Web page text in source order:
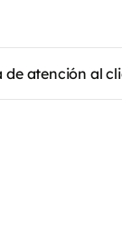
de atención al